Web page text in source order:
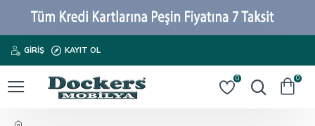
GIRIŞ KAYIT OL
0 0